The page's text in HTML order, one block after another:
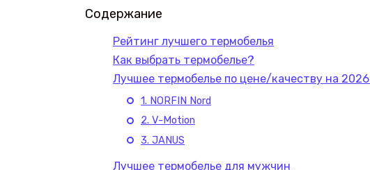
Содержание
Рейтинг лучшего термобелья
Как выбрать термобелье?
Лучшее термобелье по цене/качеству на 2026
1. NORFIN Nord
2. V-Motion
3. JANUS
Лучшее термобелье для мужчин